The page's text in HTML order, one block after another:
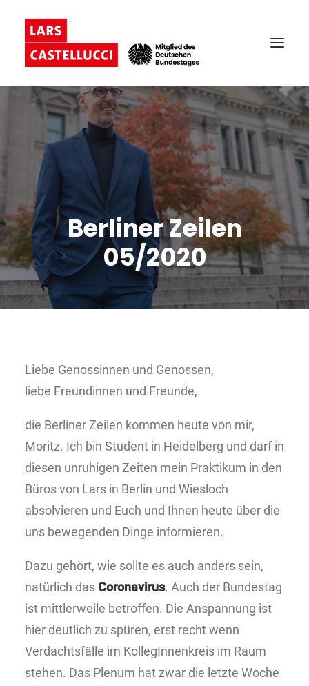
Berliner Zeilen
05/2020
Liebe Genossinnen und Genossen,
liebe Freundinnen und Freunde,
die Berliner Zeilen kommen heute von mir,
Moritz. Ich bin Student in Heidelberg und darf in
diesen unruhigen Zeiten mein Praktikum in den
Büros von Lars in Berlin und Wiesloch
absolvieren und Euch und Ihnen heute über die
uns bewegenden Dinge informieren.
Dazu gehört, wie sollte es auch anders sein,
natürlich das Coronavirus. Auch der Bundestag
ist mittlerweile betroffen. Die Anspannung ist
hier deutlich zu spüren, erst recht wenn
Verdachtsfälle im KollegInnenkreis im Raum
stehen. Das Plenum hat zwar die letzte Woche